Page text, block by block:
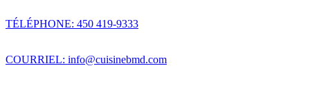
TÉLÉPHONE: 450 419-9333
COURRIEL: info@cuisinebmd.com